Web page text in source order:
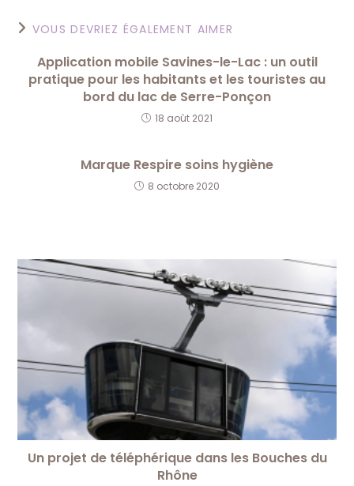
VOUS DEVRIEZ ÉGALEMENT AIMER
Application mobile Savines-le-Lac : un outil
pratique pour les habitants et les touristes au
bord du lac de Serre-Ponçon
18 août 2021
Marque Respire soins hygiène
8 octobre 2020
Un projet de téléphérique dans les Bouches du
Rhône